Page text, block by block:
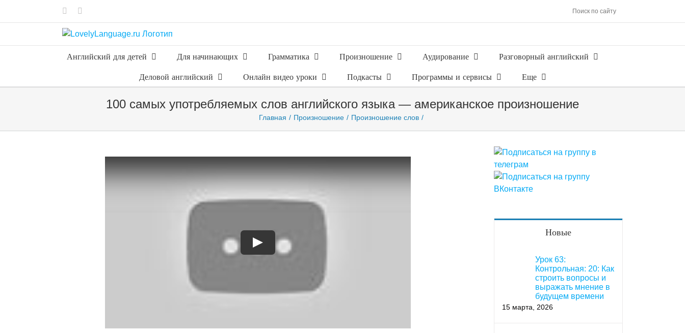
Поиск по сайту
Английский для детей Для начинающих Грамматика Произношение Аудирование Разговорный английский
Деловой английский Онлайн видео уроки Подкасты Программы и сервисы Еще
100 самых употребляемых слов английского языка — американское произношение
Главная Произношение Произношение слов
Новые
Урок 63:
Контрольная: 20: Как
строить вопросы и
выражать мнение в
будущем времени
15 марта, 2026